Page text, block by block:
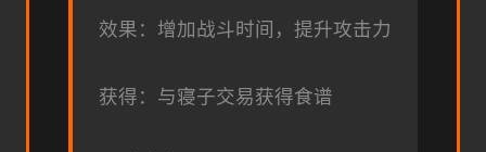
效果：增加战斗时间，提升攻击力
获得：与寝子交易获得食谱